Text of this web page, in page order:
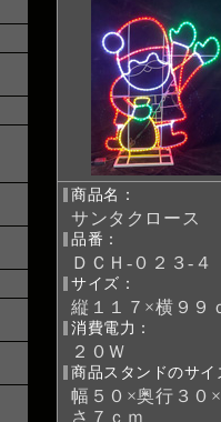
商品名：
サンタクロース
品番：
ＤＣＨ-０２３-４
サイズ：
縦１１７×横９９
消費電力：
２０Ｗ
商品スタンドのサイ
幅５０×奥行３０
さ７ｃｍ